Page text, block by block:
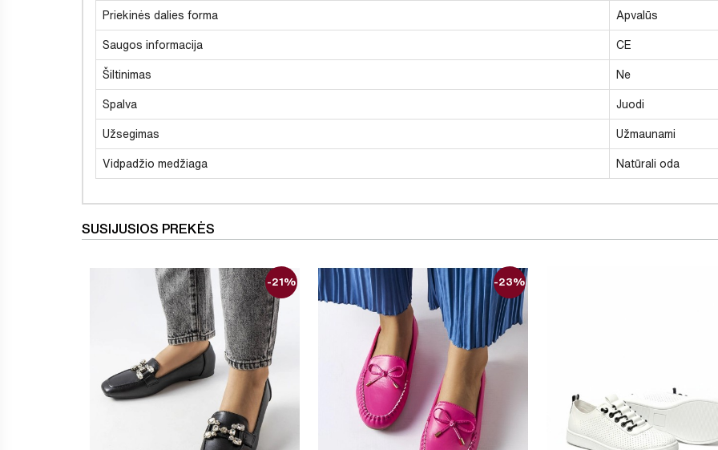
Priekinės dalies forma Apvalūs
Saugos informacija CE
Šiltinimas Ne
Spalva Juodi
Užsegimas Užmaunami
Vidpadžio medžiaga Natūrali oda
SUSIJUSIOS PREKĖS
-21% -23%